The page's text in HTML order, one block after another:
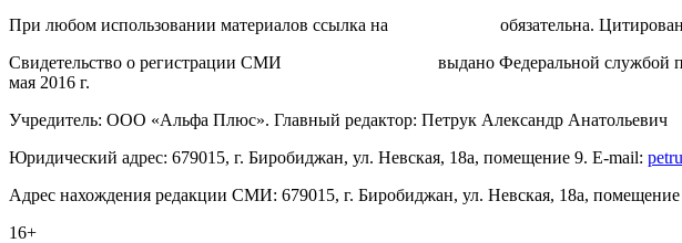
При любом использовании материалов ссылка на
обязательна.
Свидетельство о регистрации СМИ
выдано Федеральной службой
мая 2016 г.
Учредитель: ООО «Альфа Плюс». Главный редактор: Петрук Александр Анатольевич
Юридический адрес: 679015, г. Биробиджан, ул. Невская, 18а, помещение 9. E-mail:
Адрес нахождения редакции СМИ: 679015, г. Биробиджан, ул. Невская, 18а, помещение
16+